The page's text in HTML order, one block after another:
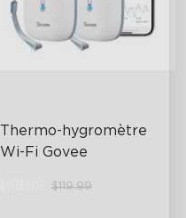
Thermo-hygromètre
Wi-Fi Govee
$119.99